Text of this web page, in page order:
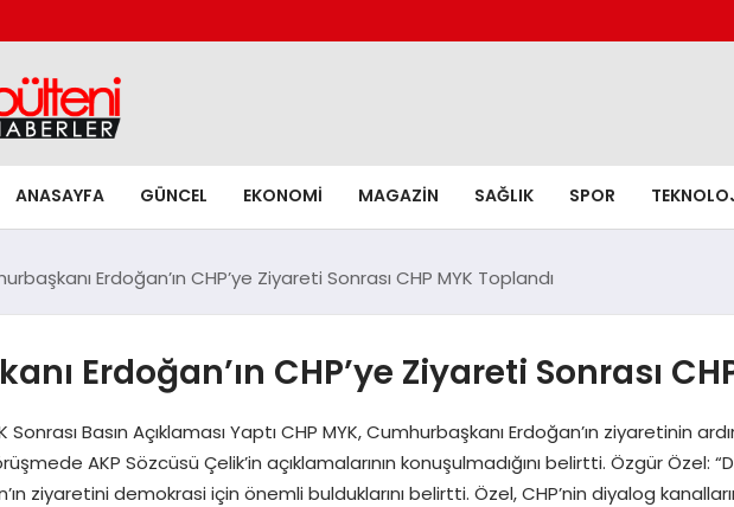
ANASAYFA GÜNCEL EKONOMI MAGAZIN SAĞLIK SPOR
Erdoğan’ın CHP’ye Ziyareti Sonrası CHP MYK Toplandı
Erdoğan’ın CHP’ye Ziyareti Sonrası
Basın Açıklaması Yaptı CHP MYK, Cumhurbaşkanı Erdoğan’ın ziyaretinin
AKP Sözcüsü Çelik’in açıklamalarının konuşulmadığını belirtti. Özgür Özel:
ziyaretini demokrasi için önemli bulduklarını belirtti. Özel, CHP’nin diyalog